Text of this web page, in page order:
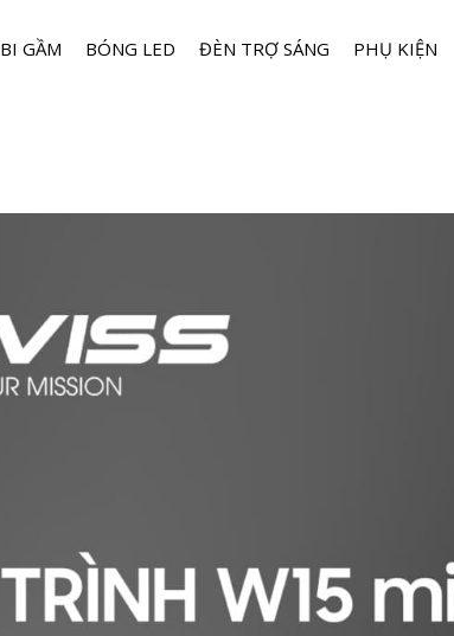
BI GẦM BÓNG LED ĐÈN TRỢ SÁNG PHỤ KIỆN